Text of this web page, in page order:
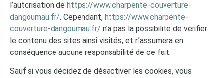
l’autorisation de https://www.charpente-couverture-
dangoumau.fr/. Cependant, https://www.charpente-
couverture-dangoumau.fr/ n’a pas la possibilité de vérifier
le contenu des sites ainsi visités, et n’assumera en
conséquence aucune responsabilité de ce fait.
Sauf si vous décidez de désactiver les cookies, vous